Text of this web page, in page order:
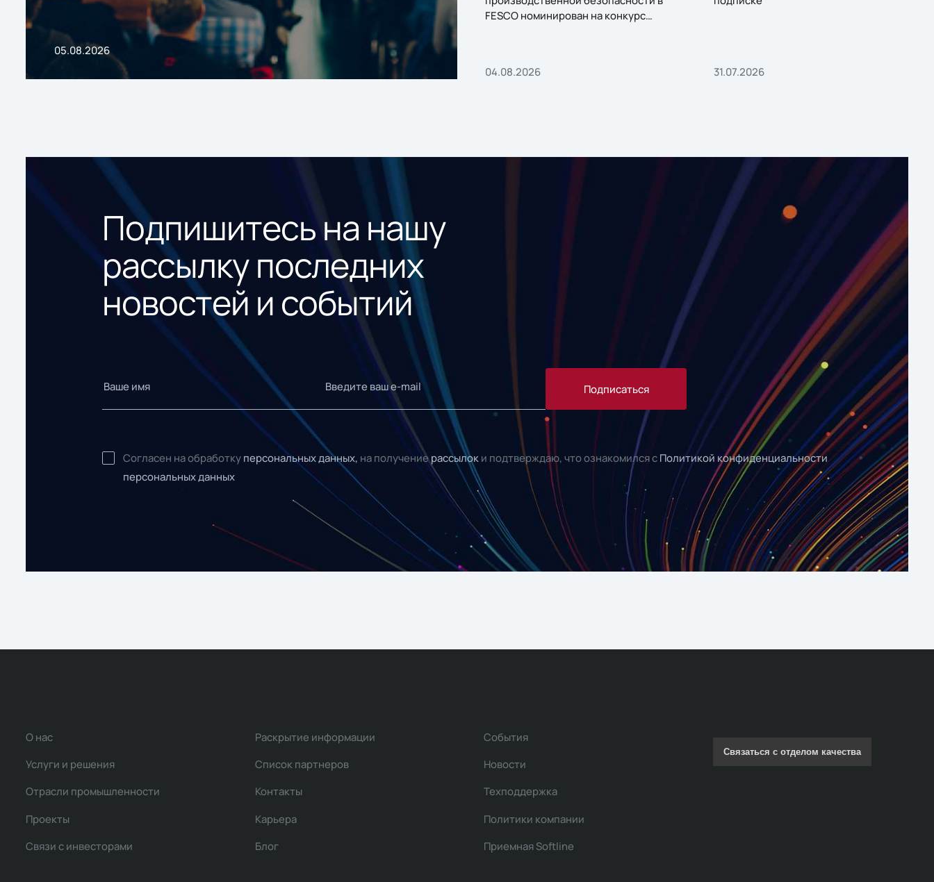
05.08.2026
FESCO номинирован на конкурс
04.08.2026 31.07.2026
Подпишитесь на нашу
рассылку последних
новостей и событий
Подписаться
Согласен на обработку персональных данных, на получениерассылок и подтверждаю, что ознакомился с Политикой конфиденциальности
персональных данных
О нас
Услуги и решения
Отрасли промышленности
Проекты
Связи с инвесторами
Раскрытие информации
Список партнеров
Контакты
Карьера
Блог
События
Новости
Техподдержка
Политики компании
Приемная Softline
Связаться с отделом качества